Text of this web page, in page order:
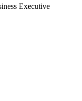
Executive